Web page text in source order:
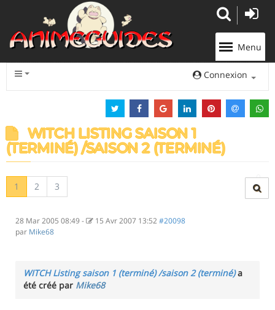
Menu
Connexion
WITCH LISTING SAISON 1
(TERMINÉ) /SAISON 2 (TERMINÉ)
1 2 3
28 Mar 2005 08:49- 15 Avr 2007 13:52 #20098
par Mike68
WITCH Listing saison 1 (terminé) /saison 2 (terminé)a
été créé par Mike68
Panneau de gestion des cookies